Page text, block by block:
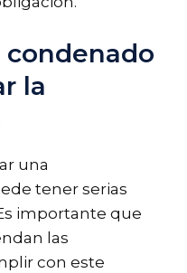
condenado
la
una
tener serias
importante que
las
con este